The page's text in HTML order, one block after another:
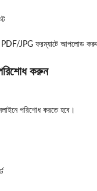
PDF/JPG ফরম্যাটে আপলোড
করুন
পরিশোধ করতে হবে।